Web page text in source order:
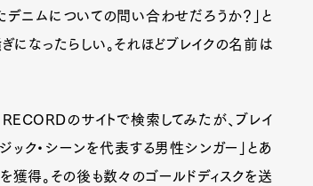
Watch
Fashion
デニムについての問い合わせだろうか？」と
なったらしい。それほどブレイクの名前は
のサイトで検索してみたが、ブレイ
ジック・シーンを代表する男性シンガー」とあ
獲得。その後も数々のゴールドディスクを送